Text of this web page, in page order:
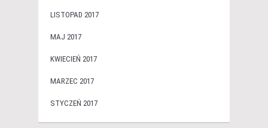
LISTOPAD 2017
MAJ 2017
KWIECIEŃ 2017
MARZEC 2017
STYCZEŃ 2017